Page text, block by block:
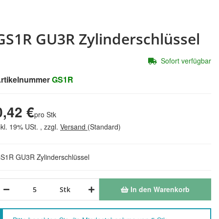
GU3R Zylinderschlüssel
GS1R
GU3R Zylinderschlüssel
€pro Stk
19% USt. , zzgl. Versand (Standard)
Stk In den Warenkorb
Sofort verfügbar